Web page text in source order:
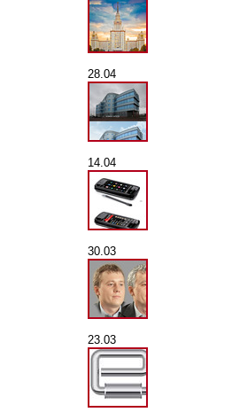
28.04
14.04
30.03
23.03